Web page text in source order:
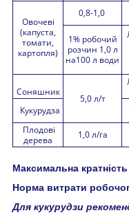
Овочеві
(капуста,
томати,
картопля)
0,8-1,0
1% робочий
розчин 1,0 л
на100 л води
Соняшник
5,0 л/т
Кукурудза
Плодові
дерева
1,0 л/га
Максимальна
Норма витрати
Для кукурудзи